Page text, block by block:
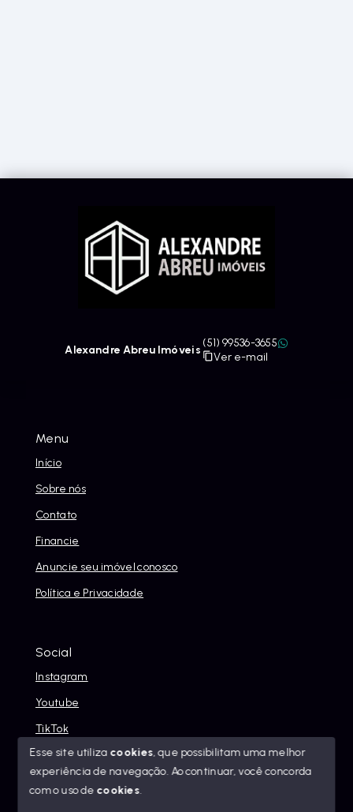
Menu
Início
Sobre nós
Contato
Financie
Anuncie seu imóvel conosco
Política e Privacidade
Social
Instagram
Youtube
TikTok
© Copyright 2026 - Alexandre Abreu Imóveis - Todos os
Alexandre Abreu Imóveis
(51) 99536-3655
Ver e-mail
Esse site utiliza cookies, que possibilitam uma melhor
experiência de navegação.Ao continuar, você concorda
com o uso de cookies.